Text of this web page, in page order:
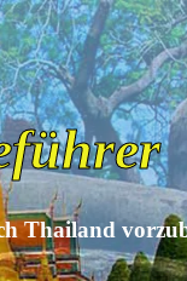
Thailand